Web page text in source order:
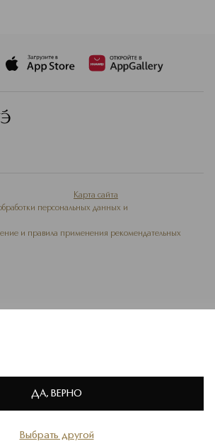
Карта сайта
персональных данных и
и правила применения рекомендательных
Избранное
Выбрать другой
ДА, ВЕРНО